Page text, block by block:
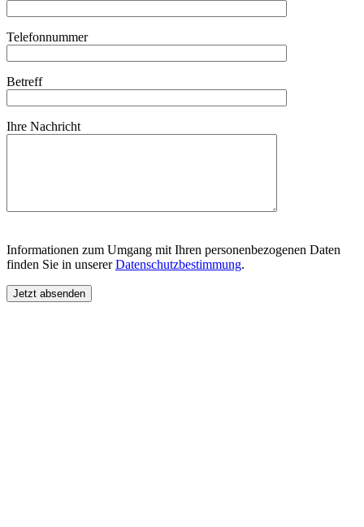
Telefonnummer
Betreff
Ihre Nachricht
Informationen zum Umgang mit Ihren personenbezogenen Daten
finden Sie in unsererDatenschutzbestimmung.